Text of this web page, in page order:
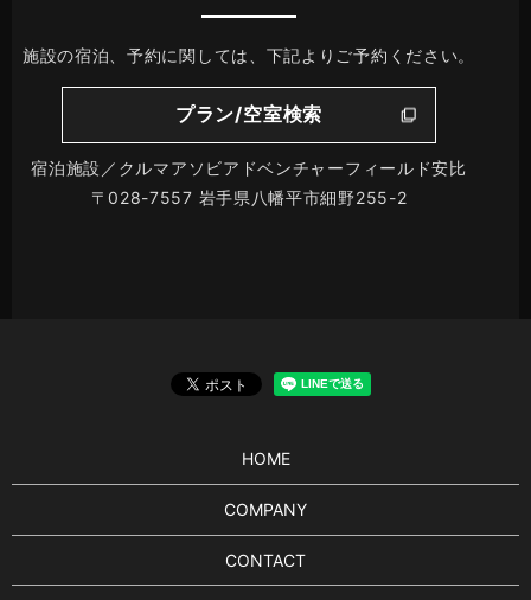
施設の宿泊、予約に関しては、下記よりご予約ください。
プラン/空室検索
宿泊施設／クルマアソビアドベンチャーフィールド安比
〒028-7557 岩手県八幡平市細野255-2
HOME
COMPANY
CONTACT